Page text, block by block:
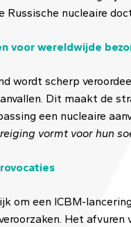
nucleaire
voor wereldwijde
wordt scherp
Dit maakt de
een nucleaire
vormt voor hun
om een ICBM-
Het